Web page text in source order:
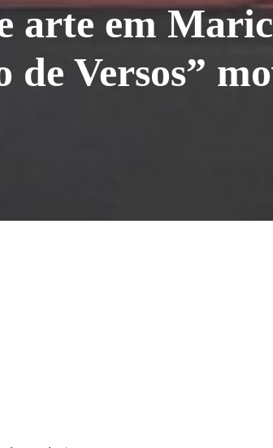
arte em
Versos”